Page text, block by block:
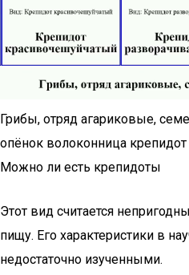
Грибы, отряд агариковые,
опёнок волоконница
Можно ли есть крепидоты
Этот вид считается
пищу. Его характеристики в
недостаточно изученными.